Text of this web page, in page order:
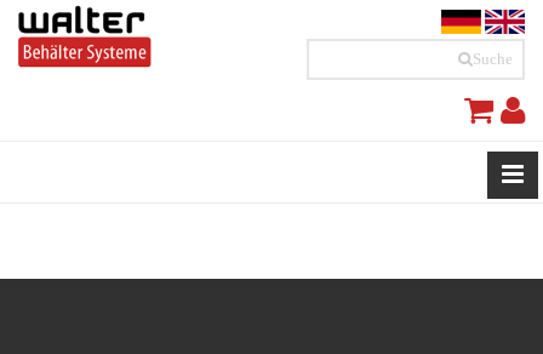
Suche